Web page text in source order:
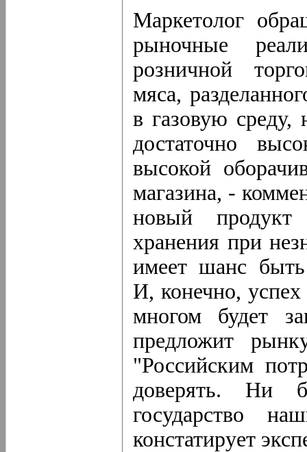
Маркетолог
рыночные
розничной
мяса,
в газовую среду,
достаточно
высокой
магазина, -
новый продукт
хранения при
имеет шанс быть
И, конечно,
многом будет
предложит
"Российским
доверять. Ни
государство
констатирует